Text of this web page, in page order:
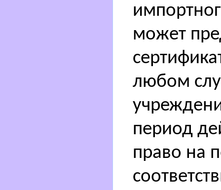
может
любом
период
право на